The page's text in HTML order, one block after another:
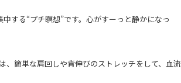
する“プチ瞑想”です。心がすーっと静かになっ
、簡単な肩回しや背伸びのストレッチをして、血流